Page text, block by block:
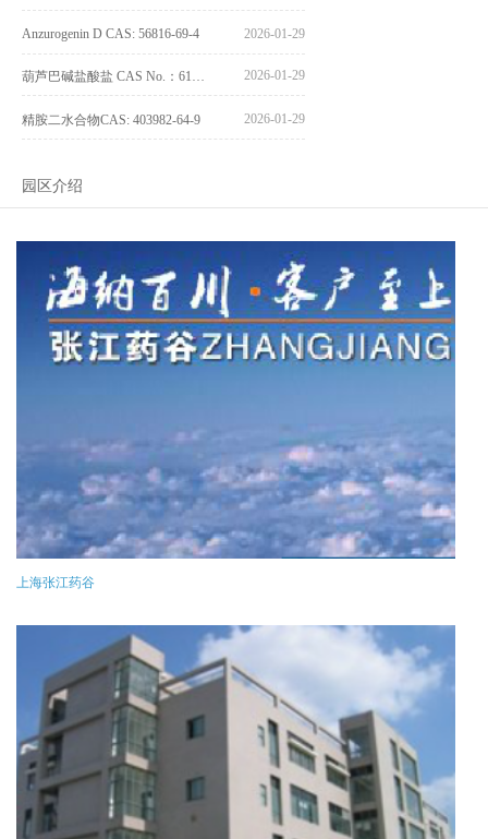
Anzurogenin D CAS: 56816-69-4 2026-01-29
2026-01-29
精胺二水合物CAS: 403982-64-9 2026-01-29
园区介绍
上海张江药谷